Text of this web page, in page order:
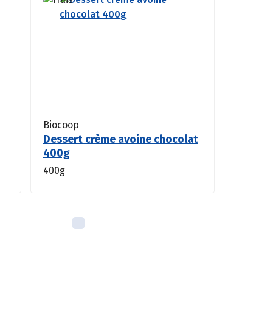
Biocoop
Dessert crème avoine chocolat
400g
400g